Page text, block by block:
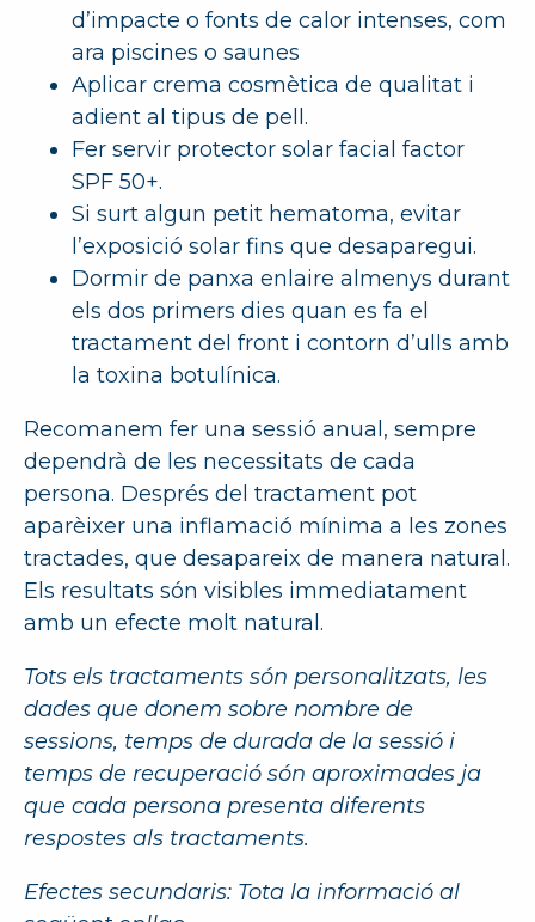
d’impacte o fonts de calor intenses, com
ara piscines o saunes
Aplicar crema cosmètica de qualitat i
adient al tipus de pell.
Fer servir protector solar facial factor
SPF 50+.
Si surt algun petit hematoma, evitar
l’exposició solar fins que desaparegui.
Dormir de panxa enlaire almenys durant
els dos primers dies quan es fa el
tractament del front i contorn d’ulls amb
la toxina botulínica.
Recomanem fer una sessió anual, sempre
dependrà de les necessitats de cada
persona. Després del tractament pot
aparèixer una inflamació mínima a les zones
tractades, que desapareix de manera natural.
Els resultats són visibles immediatament
amb un efecte molt natural.
Tots els tractaments són personalitzats, les
dades que donem sobre nombre de
sessions, temps de durada de la sessió i
temps de recuperació són aproximades ja
que cada persona presenta diferents
respostes als tractaments.
Efectes secundaris: Tota la informació al